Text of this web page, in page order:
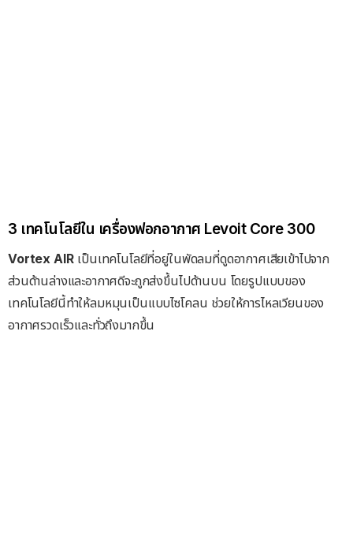
3 เทคโนโลยีใน เครื่องฟอกอากาศ Levoit Core 300
Vortex AIRเป็นเทคโนโลยีที่อยู่ในพัดลมที่ดูดอากาศเสียเข้าไปจาก
ส่วนด้านล่างและอากาศดีจะถูกส่งขึ้นไปด้านบน โดยรูปแบบของ
เทคโนโลยีนี้ทำให้ลมหมุนเป็นแบบไซโคลน ช่วยให้การไหลเวียนของ
อากาศรวดเร็วและทั่วถึงมากขึ้น